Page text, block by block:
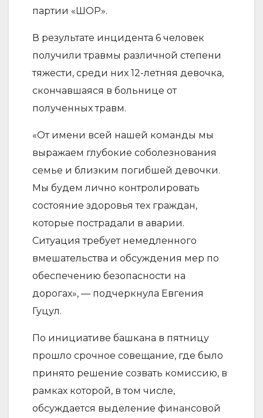
партии «ШОР».
В результате инцидента 6 человек
получили травмы различной степени
тяжести, среди них 12-летняя девочка,
скончавшаяся в больнице от
полученных травм.
«От имени всей нашей команды мы
выражаем глубокие соболезнования
семье и близким погибшей девочки.
Мы будем лично контролировать
состояние здоровья тех граждан,
которые пострадали в аварии.
Ситуация требует немедленного
вмешательства и обсуждения мер по
обеспечению безопасности на
дорогах», — подчеркнула Евгения
Гуцул.
По инициативе башкана в пятницу
прошло срочное совещание, где было
принято решение созвать комиссию, в
рамках которой, в том числе,
обсуждается выделение финансовой